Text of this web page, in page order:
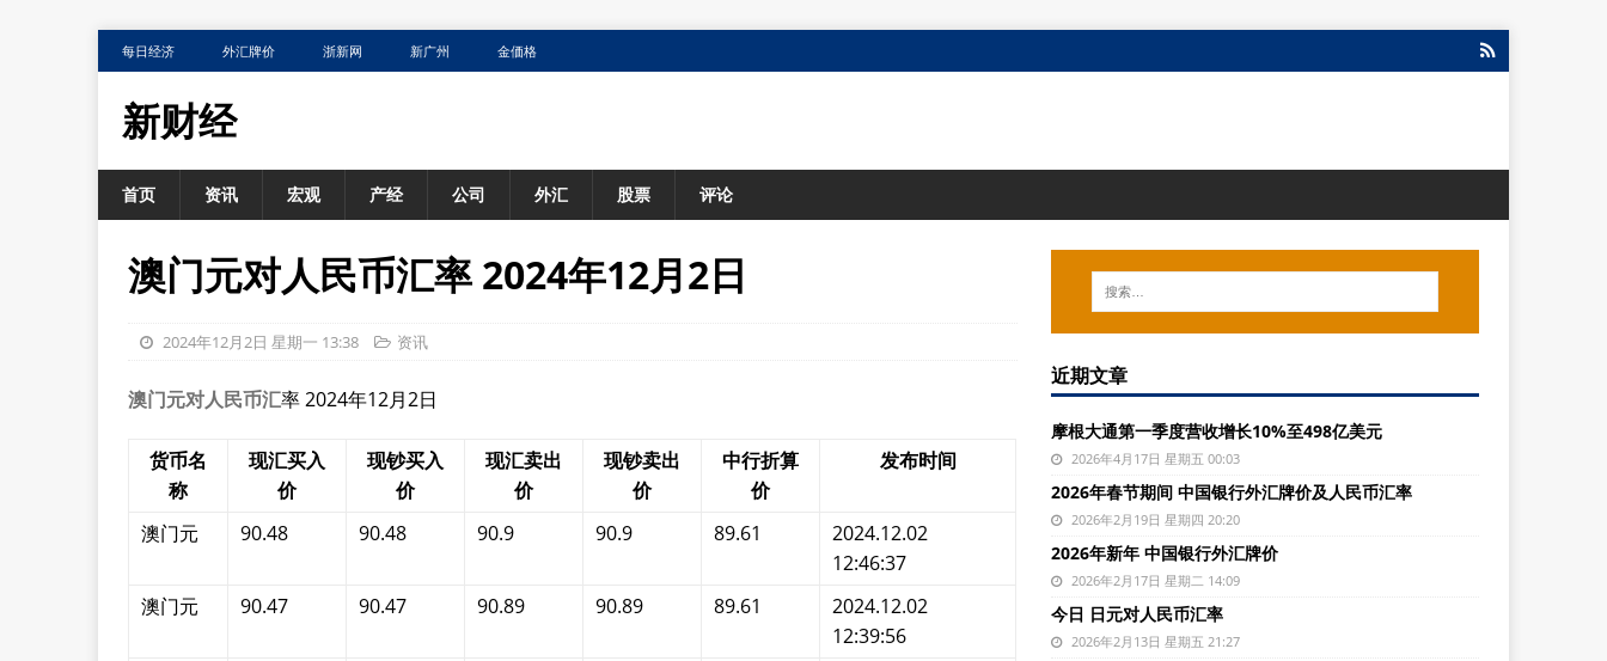
每日经济 外汇牌价 浙新网 新广州 金価格
新财经
首页 资讯 宏观 产经 公司 外汇 股票 评论
澳门元对人民币汇率 2024年12月2日
2024年12月2日 星期一 13:38 资讯
澳门元对人民币汇率 2024年12月2日
货币名
称
现汇买入
价
现钞买入
价
现汇卖出
价
现钞卖出
价
中行折算
价
发布时间
澳门元 90.48 90.48 90.9 90.9 89.61
2024.12.02
12:46:37
澳门元
90.47 90.47 90.89 90.89 89.61
2024.12.02
12:39:56
近期文章
摩根大通第一季度营收增长10%至498亿美元
2026年4月17日 星期五 00:03
2026年春节期间 中国银行外汇牌价及人民币汇率
2026年2月19日 星期四 20:20
2026年新年 中国银行外汇牌价
2026年2月17日 星期二 14:09
今日 日元对人民币汇率
2026年2月13日 星期五 21:27